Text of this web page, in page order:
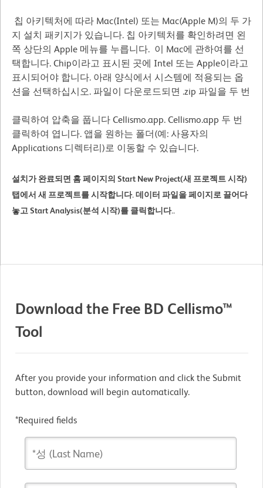
칩 아키텍처에 따라 Mac(Intel) 또는 Mac(Apple M)의 두 가
지 설치 패키지가 있습니다. 칩 아키텍처를 확인하려면 왼
쪽 상단의 Apple 메뉴를 누릅니다. 이 Mac에 관하여를 선
택합니다. Chip이라고 표시된 곳에 Intel 또는 Apple이라고
표시되어야 합니다. 아래 양식에서 시스템에 적용되는 옵
션을 선택하십시오. 파일이 다운로드되면 .zip 파일을 두 번
클릭하여 압축을 풉니다 Cellismo.app. Cellismo.app 두 번
클릭하여 엽니다. 앱을 원하는 폴더(예: 사용자의
Applications 디렉터리)로 이동할 수 있습니다.
설치가 완료되면 홈 페이지의 Start New Project(새 프로젝트 시작)
탭에서 새 프로젝트를 시작합니다. 데이터 파일을 페이지로 끌어다
놓고 Start Analysis(분석 시작)를 클릭합니다..
Download the Free BD Cellismo™
Tool
After you provide your information and click the Submit
button, download will begin automatically.
*Required fields